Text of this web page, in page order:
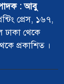
: আবু
প্রেস, ১৬৭,
ঢাকা থেকে
প্রকাশিত ।